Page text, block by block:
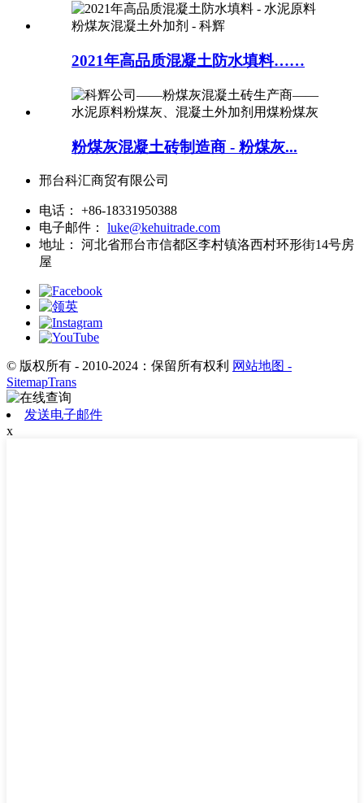
2021年高品质混凝土防水填料……
粉煤灰混凝土砖制造商 - 粉煤灰...
邢台科汇商贸有限公司
电话：
+86-18331950388
电子邮件：
luke@kehuitrade.com
地址：
河北省邢台市信都区李村镇洛西村环形街14号房
屋
© 版权所有 - 2010-2024：保留所有权利 网站地图 -
SitemapTrans
发送电子邮件
x